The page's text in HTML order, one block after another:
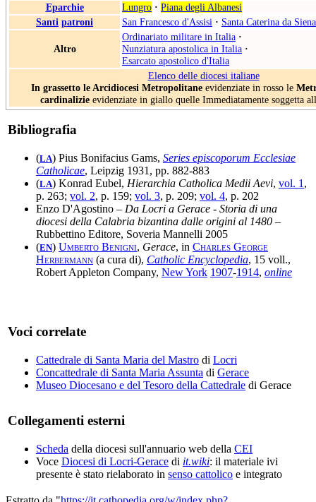
Eparchie
Lungro · Piana degli Albanesi
Santi patroni San Francesco d'Assisi · Santa Caterina da Siena
Altro
Ordinariato militare in Italia ·
Nunziatura apostolica in Italia ·
Esarcato apostolico d'Italia
Elenco delle diocesi italiane
In grassetto le Arcidiocesi Metropolitane evidenziate in rosso le
cardinalizieevidenziate in giallo quelle Immediatamente soggetta
Bibliografia
(LA) Pius Bonifacius Gams, Series episcoporum Ecclesiae
Catholicae, Leipzig 1931, pp. 882-883
(LA) Konrad Eubel, Hierarchia Catholica Medii Aevi, vol. 1 ,
p. 263; vol. 2, p. 159; vol. 3, p. 209; vol. 4, p. 202
Enzo D'Agostino – Da Locri a Gerace - Storia di una
diocesi della Calabria bizantina dalle origini al 1480 –
Rubbettino Editore, Soveria Mannelli 2005
(EN) Umberto Benigni, Gerace, in Charles George
Herbermann (a cura di), Catholic Encyclopedia, 15 voll.,
Robert Appleton Company, New York 1907-1914, online
Voci correlate
Cattedrale di Santa Maria del Mastro di Locri
Concattedrale di Santa Maria Assunta di Gerace
Museo Diocesano e del Tesoro della Cattedrale di Gerace
Collegamenti esterni
Scheda della diocesi sull'annuario web della CEI
Voce Diocesi di Locri-Gerace di it.wiki: il materiale ivi
presente è stato rielaborato in senso cattolico e integrato